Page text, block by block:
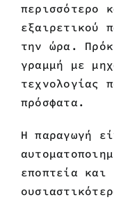
περισσότερο
εξαιρετικού
την ώρα.
γραμμή με
τεχνολογίας
πρόσφατα.
Η παραγωγή
εποπτεία και